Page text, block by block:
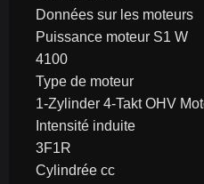
Données sur les moteurs
Puissance moteur S1 W
4100
Type de moteur
1-Zylinder 4-Takt OHV
Intensité induite
3F1R
Cylindrée cc